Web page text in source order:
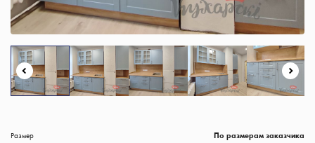
Размер По размерам заказчика